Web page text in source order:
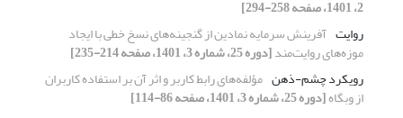
2، 1401، صفحه 258-294]
روایت آفرینش سرمایه نمادین از گنجینه‌های نسخ خطی با ایجاد
موزه‌های روایت‌مند[دوره 25، شماره 3، 1401، صفحه 214-235]
رویکرد چشم-ذهن مؤلفه‌های رابط کاربر و اثر آن بر استفاده کاربران
از وبگاه[دوره 25، شماره 3، 1401، صفحه 86-114]